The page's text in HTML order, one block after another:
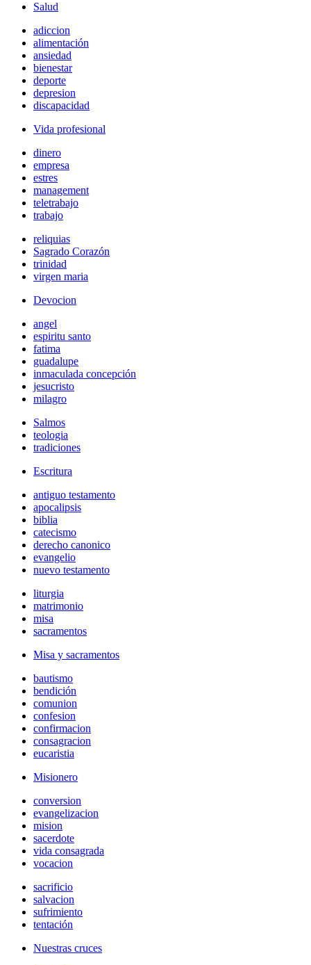
Salud
adiccion
alimentación
ansiedad
bienestar
deporte
depresion
discapacidad
Vida profesional
dinero
empresa
estres
management
teletrabajo
trabajo
reliquias
Sagrado Corazón
trinidad
virgen maria
Devocion
angel
espiritu santo
fatima
guadalupe
inmaculada concepción
jesucristo
milagro
Salmos
teologia
tradiciones
Escritura
antiguo testamento
apocalipsis
biblia
catecismo
derecho canonico
evangelio
nuevo testamento
liturgia
matrimonio
misa
sacramentos
Misa y sacramentos
bautismo
bendición
comunion
confesion
confirmacion
consagracion
eucaristia
Misionero
conversion
evangelizacion
mision
sacerdote
vida consagrada
vocacion
sacrificio
salvacion
sufrimiento
tentación
Nuestras cruces